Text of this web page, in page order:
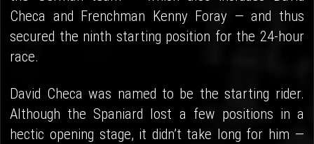
Checa and Frenchman Kenny Foray — and thus
secured the ninth starting position for the 24-hour
race.
David Checa was named to be the starting rider.
Although the Spaniard lost a few positions in a
hectic opening stage, it didn’t take long for him —